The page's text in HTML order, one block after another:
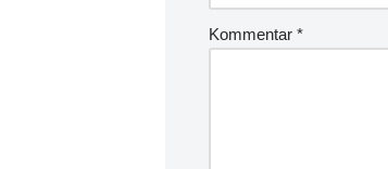
Kommentar *